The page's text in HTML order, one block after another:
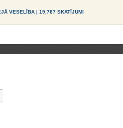
VESELĪBA | 19,787 SKATĪJUMI